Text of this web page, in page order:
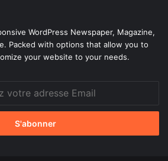
WordPress Newspaper, Magazine,
Packed with options that allow you to
your website to your needs.